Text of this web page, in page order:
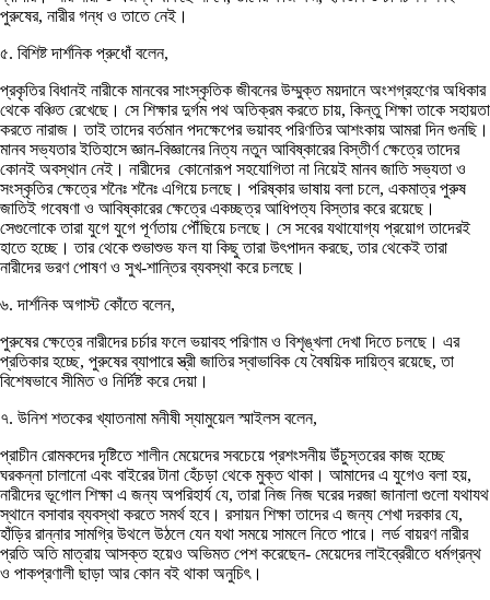
পুরুষের, নারীর গন্ধ ও তাতে নেই।
৫. বিশিষ্ট দার্শনিক প্রুধোঁ বলেন,
প্রকৃতির বিধানই নারীকে মানবের সাংস্কৃতিক জীবনের উম্মুক্ত ময়দানে অংশগ্রহণের অধিকার
থেকে বঞ্চিত রেখেছে। সে শিক্ষার দুর্গম পথ অতিক্রম করতে চায়, কিন্তু শিক্ষা তাকে সহায়তা
করতে নারাজ। তাই তাদের বর্তমান পদক্ষেপের ভয়াবহ পরিণতির আশংকায় আমরা দিন গুনছি।
মানব সভ্যতার ইতিহাসে জ্ঞান-বিজ্ঞানের নিত্য নতুন আবিষ্কারের বিস্তীর্ণ ক্ষেত্রে তাদের
কোনই অবস্থান নেই। নারীদের কোনোরূপ সহযোগিতা না নিয়েই মানব জাতি সভ্যতা ও
সংস্কৃতির ক্ষেত্রে শনৈঃ শনৈঃ এগিয়ে চলছে। পরিষ্কার ভাষায় বলা চলে, একমাত্র পুরুষ
জাতিই গবেষণা ও আবিষ্কারের ক্ষেত্রে একচ্ছত্র আধিপত্য বিস্তার করে রয়েছে।
সেগুলোকে তারা যুগে যুগে পূর্ণতায় পৌঁছিয়ে চলছে। সে সবের যথাযোগ্য প্রয়োগ তাদেরই
হাতে হচ্ছে। তার থেকে শুভাশুভ ফল যা কিছু তারা উৎপাদন করছে, তার থেকেই তারা
নারীদের ভরণ পোষণ ও সুখ-শান্তির ব্যবস্থা করে চলছে।
৬. দার্শনিক অগাস্ট কোঁতে বলেন,
পুরুষের ক্ষেত্রে নারীদের চর্চার ফলে ভয়াবহ পরিণাম ও বিশৃঙ্খলা দেখা দিতে চলছে। এর
প্রতিকার হচ্ছে, পুরুষের ব্যাপারে স্ত্রী জাতির স্বাভাবিক যে বৈষয়িক দায়িত্ব রয়েছে, তা
বিশেষভাবে সীমিত ও নির্দিষ্ট করে দেয়া।
৭. উনিশ শতকের খ্যাতনামা মনীষী স্যামুয়েল স্মাইলস বলেন,
প্রাচীন রোমকদের দৃষ্টিতে শালীন মেয়েদের সবচেয়ে প্রশংসনীয় উঁচুস্তরের কাজ হচ্ছে
ঘরকন্না চালানো এবং বাইরের টানা হেঁচড়া থেকে মুক্ত থাকা। আমাদের এ যুগেও বলা হয়,
নারীদের ভূগোল শিক্ষা এ জন্য অপরিহার্য যে, তারা নিজ নিজ ঘরের দরজা জানালা গুলো যথাযথ
স্থানে বসাবার ব্যবস্থা করতে সমর্থ হবে। রসায়ন শিক্ষা তাদের এ জন্য শেখা দরকার যে,
হাঁড়ির রান্নার সামগ্রি উথলে উঠলে যেন যথা সময়ে সামলে নিতে পারে। লর্ড বায়রণ নারীর
প্রতি অতি মাত্রায় আসক্ত হয়েও অভিমত পেশ করেছেন- মেয়েদের লাইব্রেরীতে ধর্মগ্রন্থ
ও পাকপ্রণালী ছাড়া আর কোন বই থাকা অনুচিৎ।